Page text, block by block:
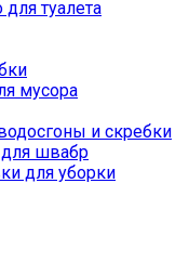
туалета
мусора
и скребки
швабр
для уборки